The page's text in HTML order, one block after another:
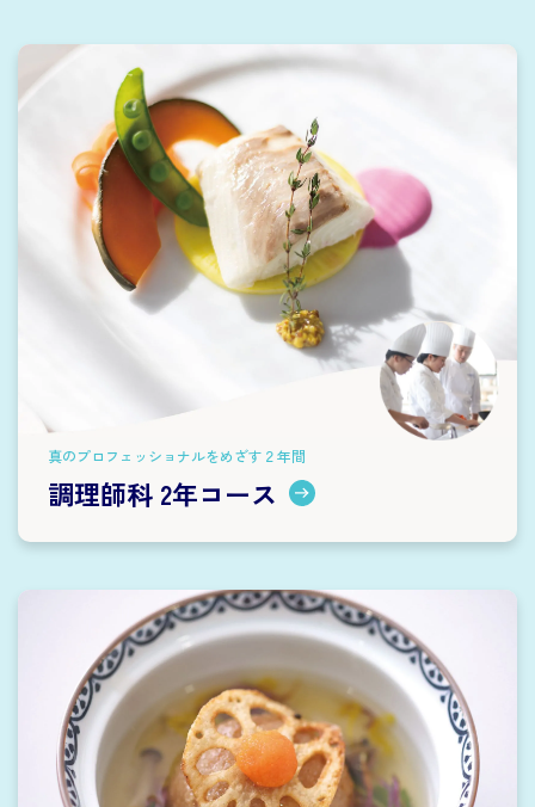
真のプロフェッショナルをめざす２年間
調理師科 2年コース